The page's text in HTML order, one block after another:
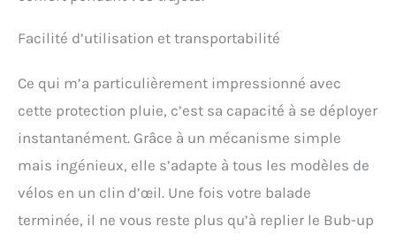
Facilité d’utilisation et transportabilité
Ce qui m’a particulièrement impressionné avec
cette protection pluie, c’est sa capacité à se déployer
instantanément. Grâce à un mécanisme simple
mais ingénieux, elle s’adapte à tous les modèles de
vélos en un clin d’œil. Une fois votre balade
terminée, il ne vous reste plus qu’à replier le Bub-up